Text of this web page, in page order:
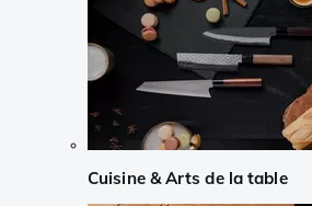
Cuisine & Arts de la table